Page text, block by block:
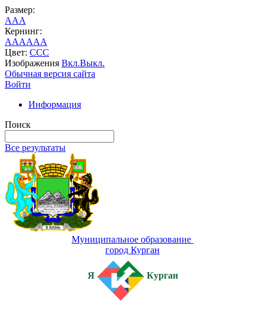
Размер:
AAA
Кернинг:
AAAAAA
Цвет: CCC
Изображения Вкл.Выкл.
Обычная версия сайта
Войти
Информация
Поиск
Все результаты
Муниципальное образование
город Курган
Я Курган